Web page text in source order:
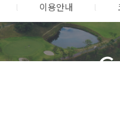
이용안내